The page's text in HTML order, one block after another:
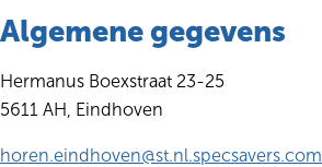
Algemene gegevens
Hermanus Boexstraat 23-25
5611 AH, Eindhoven
horen.eindhoven@st.nl.specsavers.com